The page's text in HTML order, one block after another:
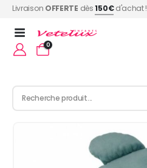
Livraison OFFERTE dès150€d'achat !
0